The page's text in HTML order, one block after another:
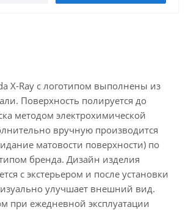
X-Ray с логотипом выполнены из
Поверхность полируется до
методом электрохимической
вручную производится
матовости поверхности) по
бренда. Дизайн изделия
с экстерьером и после установки
улучшает внешний вид.
при ежедневной эксплуатации